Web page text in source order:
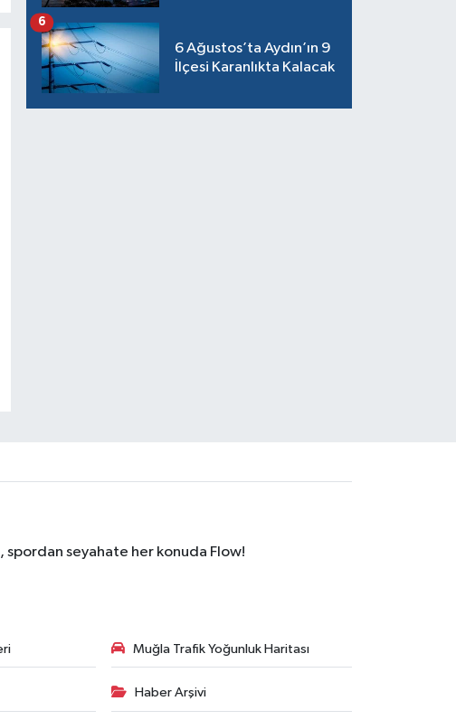
6 Ağustos’ta Aydın’ın 9
İlçesi Karanlıkta Kalacak
6
spordan seyahate her konuda Flow!
Muğla Trafik Yoğunluk Haritası
Haber Arşivi